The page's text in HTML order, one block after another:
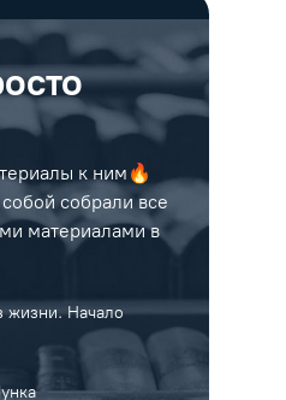
к ним🔥
собрали все
материалами в
жизни. Начало